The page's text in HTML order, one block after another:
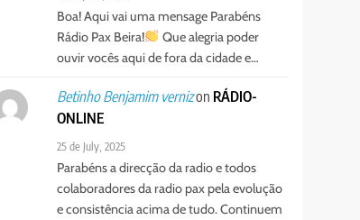
Boa! Aqui vai uma mensage Parabéns
Rádio Pax Beira!
Que alegria poder
ouvir vocês aqui de fora da cidade e…
Betinho Benjamim vernizon RÁDIO-
ONLINE
25 de July, 2025
Parabéns a direcção da radio e todos
colaboradores da radio pax pela evolução
e consistência acima de tudo. Continuem